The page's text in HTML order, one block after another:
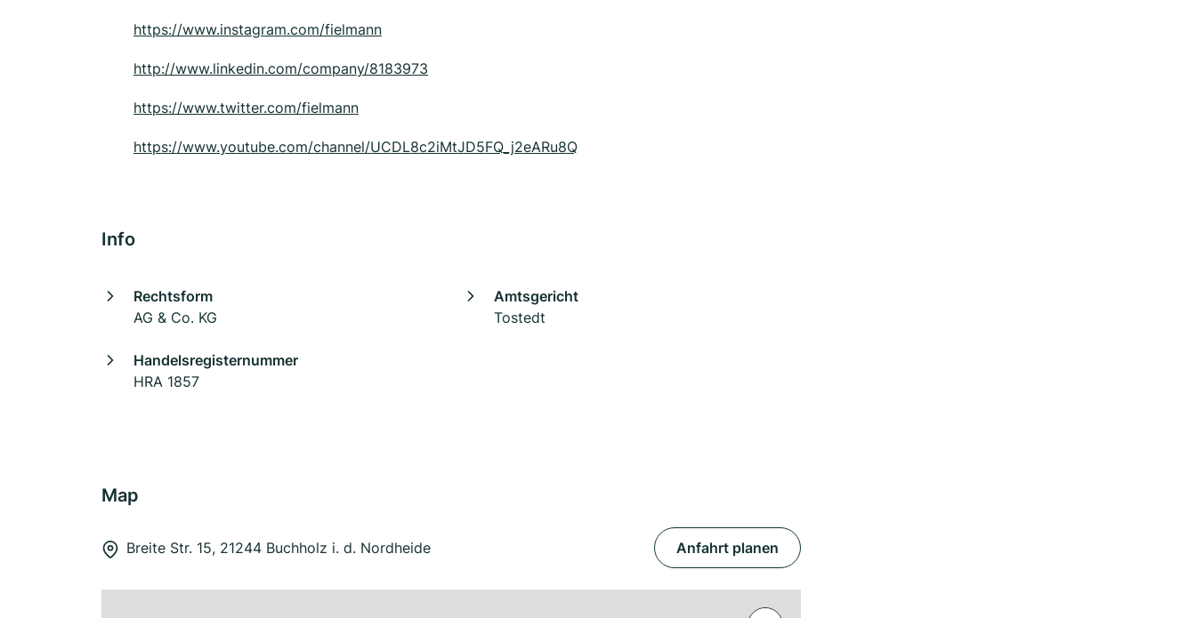
https://www.instagram.com/fielmann
http://www.linkedin.com/company/8183973
https://www.twitter.com/fielmann
https://www.youtube.com/channel/UCDL8c2iMtJD5FQ_j2eARu8Q
Info
Rechtsform
AG & Co. KG
Amtsgericht
Tostedt
Handelsregisternummer
HRA 1857
Map
Breite Str. 15, 21244 Buchholz i. d. Nordheide Anfahrt planen